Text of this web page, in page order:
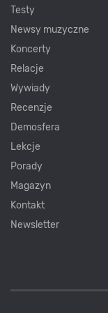
Testy
Newsy muzyczne
Koncerty
Relacje
Wywiady
Recenzje
Demosfera
Lekcje
Porady
Magazyn
Kontakt
Newsletter